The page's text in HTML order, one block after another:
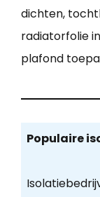
dichten,
radiatorfolie
plafond
Populaire